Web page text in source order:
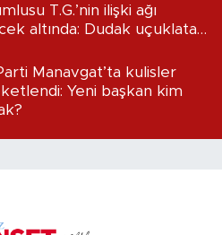
T.G.’nin ilişki ağı
altında: Dudak uçuklatan
Manavgat’ta kulisler
Yeni başkan kim